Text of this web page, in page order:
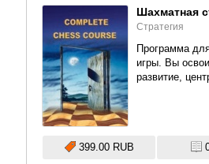
Шахматная
Стратегия
Программа
игры. Вы
развитие,
399.00 RUB